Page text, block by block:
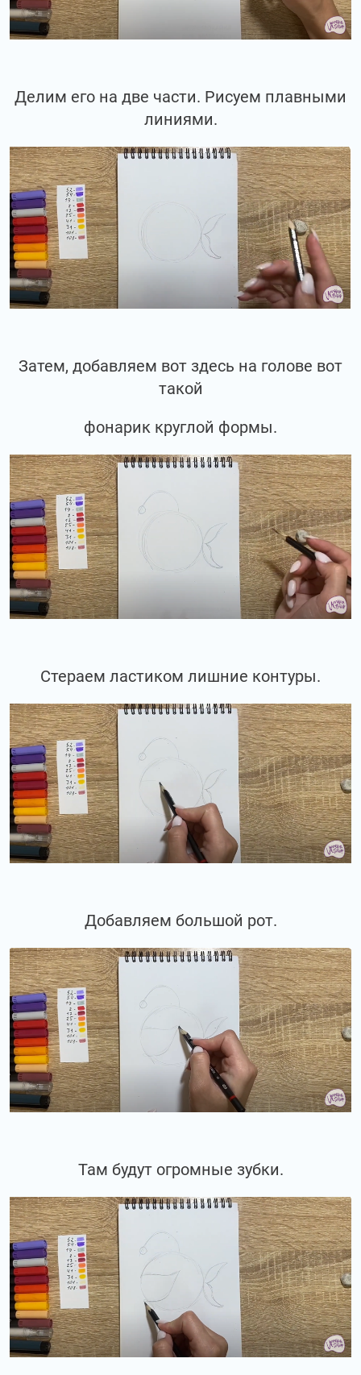
Делим его на две части. Рисуем плавными
линиями.
Затем, добавляем вот здесь на голове вот
такой
фонарик круглой формы.
Стераем ластиком лишние контуры.
Добавляем большой рот.
Там будут огромные зубки.